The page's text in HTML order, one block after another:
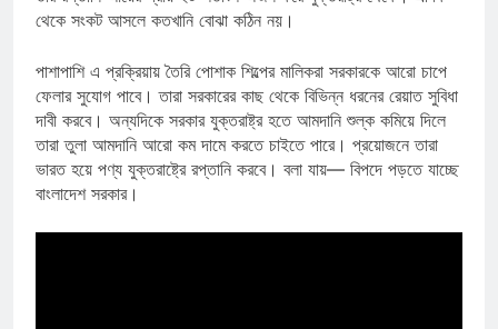
থেকে সংকট আসলে কতখানি বোঝা কঠিন নয়।
পাশাপাশি এ প্রক্রিয়ায় তৈরি পোশাক শিল্পের মালিকরা সরকারকে আরো চাপে
ফেলার সুযোগ পাবে। তারা সরকারের কাছ থেকে বিভিন্ন ধরনের রেয়াত সুবিধা
দাবী করবে। অন্যদিকে সরকার যুক্তরাষ্ট্র হতে আমদানি শুল্ক কমিয়ে দিলে
তারা তুলা আমদানি আরো কম দামে করতে চাইতে পারে। প্রয়োজনে তারা
ভারত হয়ে পণ্য যুক্তরাষ্ট্রে রপ্তানি করবে। বলা যায়— বিপদে পড়তে যাচ্ছে
বাংলাদেশ সরকার।